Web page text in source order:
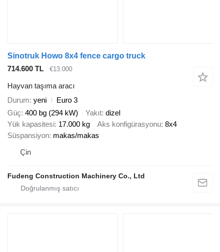
Sinotruk Howo 8x4 fence cargo truck
714.600 TL
€13.000
Hayvan taşıma aracı
Durum yeni
Euro 3
Güç 400 bg (294 kW) Yakıt dizel
Yük kapasitesi 17.000 kg Aks konfigürasyonu 8x4
Süspansiyon makas/makas
Çin
Fudeng Construction Machinery Co., Ltd